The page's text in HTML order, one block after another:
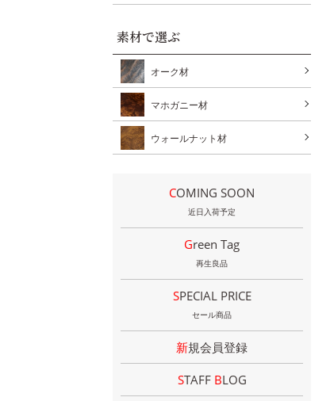
素材で選ぶ
オーク材
マホガニー材
ウォールナット材
COMING SOON
近日入荷予定
Green Tag
再生良品
SPECIAL PRICE
セール商品
新規会員登録
STAFF BLOG